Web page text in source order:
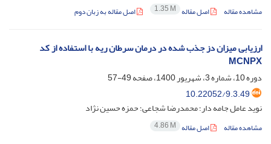
مشاهده مقاله اصل مقاله 1.35 M اصل مقاله به زبان دوم
ارزیابی میزان دز جذب شده در درمان سرطان ریه با استفاده از کد
MCNPX
دوره 10، شماره 3، شهریور 1400، صفحه
49-57
10.22052/9.3.49
نوید عامل جامه دار؛ محمدرضا شجاعی؛ حمزه حسین نژاد
مشاهده مقاله اصل مقاله 4.86 M